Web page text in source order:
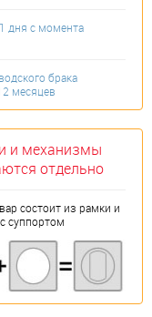
дня с момента
брака
месяцев
и механизмы
отдельно
состоит из рамки и
суппортом